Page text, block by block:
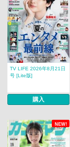
TV LIFE 2026年8月21日
号 [Lite版]
購入
NEW!